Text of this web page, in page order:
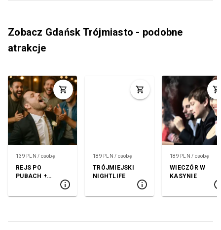
Zobacz Gdańsk Trójmiasto - podobne
atrakcje
139 PLN / osobę
REJS PO
PUBACH +
189 PLN / osobę
TRÓJMIEJSKI
NIGHTLIFE
189 PLN / osobę
WIECZÓR W
KASYNIE